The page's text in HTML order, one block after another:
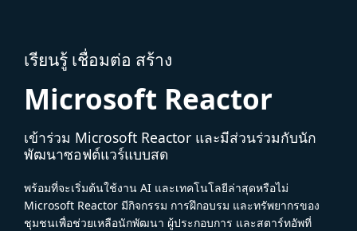
เรียนรู้ เชื่อมต่อ สร้าง
Microsoft Reactor
เข้าร่วม Microsoft Reactor และมีส่วนร่วมกับนัก
พัฒนาซอฟต์แวร์แบบสด
พร้อมที่จะเริ่มต้นใช้งาน AI และเทคโนโลยีล่าสุดหรือไม่
Microsoft Reactor มีกิจกรรม การฝึกอบรม และทรัพยากรของ
ชุมชนเพื่อช่วยเหลือนักพัฒนา ผู้ประกอบการ และสตาร์ทอัพที่